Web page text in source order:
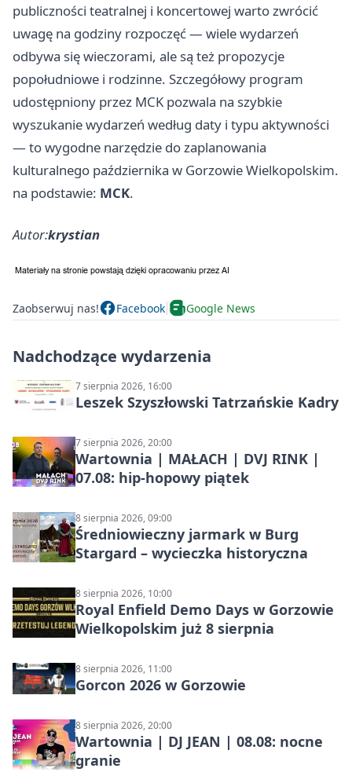
publiczności teatralnej i koncertowej warto zwrócić
uwagę na godziny rozpoczęć — wiele wydarzeń
odbywa się wieczorami, ale są też propozycje
popołudniowe i rodzinne. Szczegółowy program
udostępniony przez MCK pozwala na szybkie
wyszukanie wydarzeń według daty i typu aktywności
— to wygodne narzędzie do zaplanowania
kulturalnego października w Gorzowie Wielkopolskim.
na podstawie: MCK.
Autor:krystian
Zaobserwuj nas! Facebook Google News
Nadchodzące wydarzenia
7 sierpnia 2026, 16:00
Leszek Szyszłowski Tatrzańskie Kadry
7 sierpnia 2026, 20:00
Wartownia | MAŁACH | DVJ RINK |
07.08: hip-hopowy piątek
8 sierpnia 2026, 09:00
Średniowieczny jarmark w Burg
Stargard – wycieczka historyczna
8 sierpnia 2026, 10:00
Royal Enfield Demo Days w Gorzowie
Wielkopolskim już 8 sierpnia
8 sierpnia 2026, 11:00
Gorcon 2026 w Gorzowie
8 sierpnia 2026, 20:00
Wartownia | DJ JEAN | 08.08: nocne
granie